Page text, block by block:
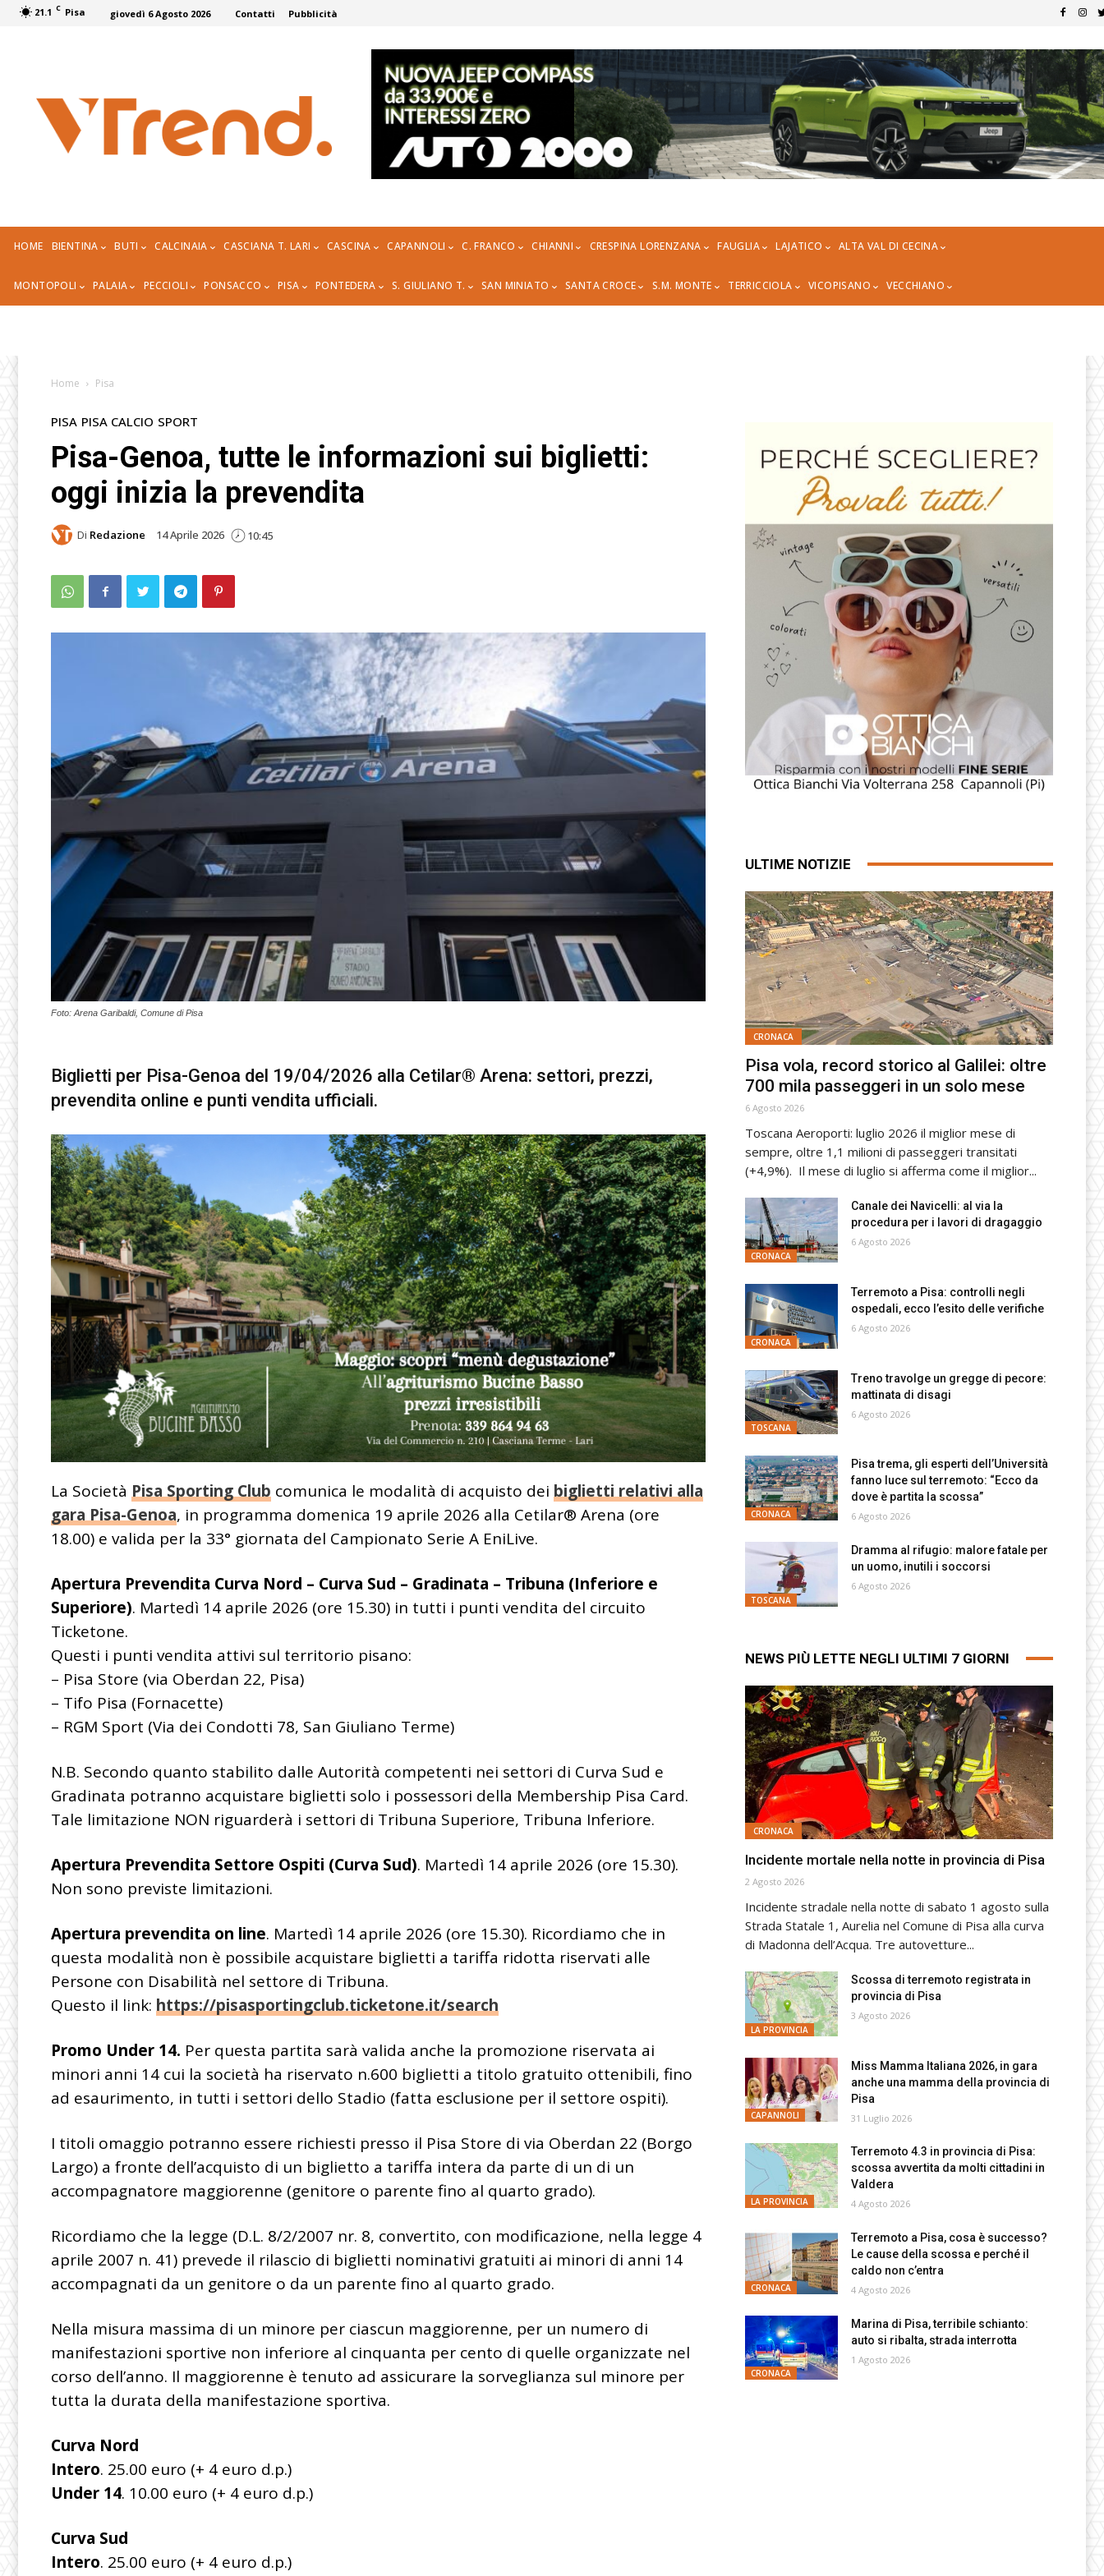
21.1 C Pisa giovedì 6 Agosto 2026 Contatti Pubblicità
HOME BIENTINA BUTI CALCINAIA CASCIANA T. LARI CASCINA CAPANNOLI C. FRANCO CHIANNI CRESPINA LORENZANA FAUGLIA LAJATICO ALTA VAL DI CECINA
MONTOPOLI PALAIA PECCIOLI PONSACCO PISA PONTEDERA S. GIULIANO T. SAN MINIATO SANTA CROCE S.M. MONTE TERRICCIOLA VICOPISANO VECCHIANO
Home Pisa
PISA PISA CALCIO SPORT
Pisa-Genoa, tutte le informazioni sui biglietti:
oggi inizia la prevendita
Di Redazione 14 Aprile 2026 10:45
Foto: Arena Garibaldi, Comune di Pisa
Biglietti per Pisa-Genoa del 19/04/2026 alla Cetilar® Arena: settori, prezzi,
prevendita online e punti vendita ufficiali.
La Società Pisa Sporting Club comunica le modalità di acquisto dei biglietti relativi alla
gara Pisa-Genoa, in programma domenica 19 aprile 2026 alla Cetilar® Arena (ore
18.00) e valida per la 33° giornata del Campionato Serie A EniLive.
Apertura Prevendita Curva Nord – Curva Sud – Gradinata – Tribuna (Inferiore e
Superiore). Martedì 14 aprile 2026 (ore 15.30) in tutti i punti vendita del circuito
Ticketone.
Questi i punti vendita attivi sul territorio pisano:
– Pisa Store (via Oberdan 22, Pisa)
– Tifo Pisa (Fornacette)
– RGM Sport (Via dei Condotti 78, San Giuliano Terme)
N.B. Secondo quanto stabilito dalle Autorità competenti nei settori di Curva Sud e
Gradinata potranno acquistare biglietti solo i possessori della Membership Pisa Card.
Tale limitazione NON riguarderà i settori di Tribuna Superiore, Tribuna Inferiore.
Apertura Prevendita Settore Ospiti (Curva Sud). Martedì 14 aprile 2026 (ore 15.30).
Non sono previste limitazioni.
Apertura prevendita on line. Martedì 14 aprile 2026 (ore 15.30). Ricordiamo che in
questa modalità non è possibile acquistare biglietti a tariffa ridotta riservati alle
Persone con Disabilità nel settore di Tribuna.
Questo il link: https://pisasportingclub.ticketone.it/search
Promo Under 14. Per questa partita sarà valida anche la promozione riservata ai
minori anni 14 cui la società ha riservato n.600 biglietti a titolo gratuito ottenibili, fino
ad esaurimento, in tutti i settori dello Stadio (fatta esclusione per il settore ospiti).
I titoli omaggio potranno essere richiesti presso il Pisa Store di via Oberdan 22 (Borgo
Largo) a fronte dell’acquisto di un biglietto a tariffa intera da parte di un di un
accompagnatore maggiorenne (genitore o parente fino al quarto grado).
Ricordiamo che la legge (D.L. 8/2/2007 nr. 8, convertito, con modificazione, nella legge 4
aprile 2007 n. 41) prevede il rilascio di biglietti nominativi gratuiti ai minori di anni 14
accompagnati da un genitore o da un parente fino al quarto grado.
Nella misura massima di un minore per ciascun maggiorenne, per un numero di
manifestazioni sportive non inferiore al cinquanta per cento di quelle organizzate nel
corso dell’anno. Il maggiorenne è tenuto ad assicurare la sorveglianza sul minore per
tutta la durata della manifestazione sportiva.
Curva Nord
Intero. 25.00 euro (+ 4 euro d.p.)
Under 14. 10.00 euro (+ 4 euro d.p.)
Curva Sud
Intero. 25.00 euro (+ 4 euro d.p.)
ULTIME NOTIZIE
CRONACA
Pisa vola, record storico al Galilei: oltre
700 mila passeggeri in un solo mese
6 Agosto 2026
Toscana Aeroporti: luglio 2026 il miglior mese di
sempre, oltre 1,1 milioni di passeggeri transitati
(+4,9%). Il mese di luglio si afferma come il miglior...
CRONACA
Canale dei Navicelli: al via la
procedura per i lavori di dragaggio
6 Agosto 2026
CRONACA
Terremoto a Pisa: controlli negli
ospedali, ecco l’esito delle verifiche
6 Agosto 2026
TOSCANA
Treno travolge un gregge di pecore:
mattinata di disagi
6 Agosto 2026
CRONACA
Pisa trema, gli esperti dell’Università
fanno luce sul terremoto: “Ecco da
dove è partita la scossa”
6 Agosto 2026
TOSCANA
Dramma al rifugio: malore fatale per
un uomo, inutili i soccorsi
6 Agosto 2026
NEWS PIÙ LETTE NEGLI ULTIMI 7 GIORNI
CRONACA
Incidente mortale nella notte in provincia di Pisa
2 Agosto 2026
Incidente stradale nella notte di sabato 1 agosto sulla
Strada Statale 1, Aurelia nel Comune di Pisa alla curva
di Madonna dell’Acqua. Tre autovetture...
LA PROVINCIA
Scossa di terremoto registrata in
provincia di Pisa
3 Agosto 2026
CAPANNOLI
Miss Mamma Italiana 2026, in gara
anche una mamma della provincia di
Pisa
31 Luglio 2026
LA PROVINCIA
Terremoto 4.3 in provincia di Pisa:
scossa avvertita da molti cittadini in
Valdera
4 Agosto 2026
CRONACA
Terremoto a Pisa, cosa è successo?
Le cause della scossa e perché il
caldo non c’entra
4 Agosto 2026
CRONACA
Marina di Pisa, terribile schianto:
auto si ribalta, strada interrotta
1 Agosto 2026